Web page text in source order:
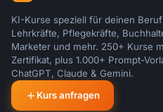
If not, please suggest
for your schedule.
Best,
[Name]
KI-Kurse speziell für deinen
Lehrkräfte, Pflegekräfte,
Marketer und mehr. 250+ Kurse
Zertifikat, plus 1.000+ Prompt-
ChatGPT, Claude & Gemini.
Kurs anfragen